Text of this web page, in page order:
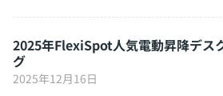
2025年FlexiSpot人気電動昇降デス
グ
2025年12月16日